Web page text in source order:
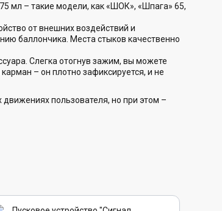
мл – такие модели, как «ШОК», «Шпага» 65,
от внешних воздействий и
баллончика. Места стыков качественно
Слегка отогнув зажим, вы можете
– он плотно зафиксируется, и не
пользователя, но при этом –